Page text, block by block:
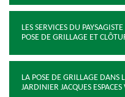
LES SERVICES DU
POSE DE GRILLAGE ET
LA POSE DE GRILLAGE DANS
JARDINIER JACQUES ESPACES